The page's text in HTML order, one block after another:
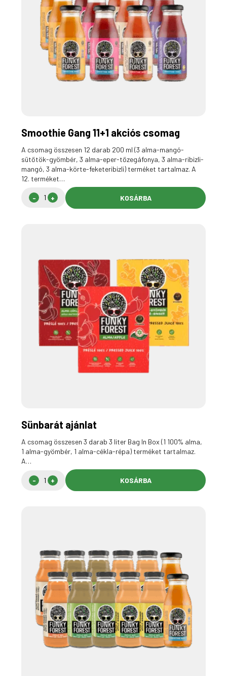
Smoothie Gang 11+1 akciós csomag
A csomag összesen 12 darab 200 ml (3 alma-mangó-
sütőtök-gyömbér, 3 alma-eper-tőzegáfonya, 3 alma-ribizli-
mangó, 3 alma-körte-feketeribizli) terméket tartalmaz. A
12. terméket…
KOSÁRBA
Sünbarát ajánlat
A csomag összesen 3 darab 3 liter Bag In Box (1 100% alma,
1 alma-gyömbér, 1 alma-cékla-répa) terméket tartalmaz.
A…
KOSÁRBA